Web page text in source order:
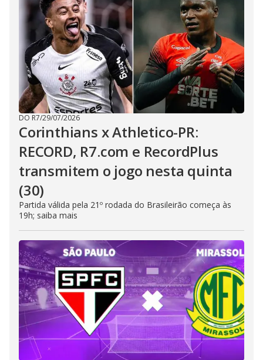
DO R7/29/07/2026
Corinthians x Athletico-PR:
RECORD, R7.com e RecordPlus
transmitem o jogo nesta quinta
(30)
Partida válida pela 21º rodada do Brasileirão começa às
19h; saiba mais